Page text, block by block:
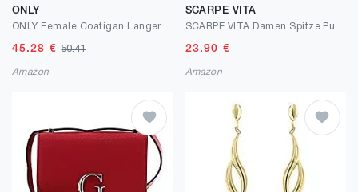
ONLY
ONLY Female Coatigan Langer
45.28 €50.41
Amazon
SCARPE VITA
23.90 €
Amazon